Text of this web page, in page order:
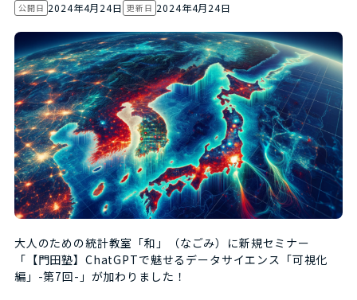
公開日 2024年4月24日 更新日 2024年4月24日
大人のための統計教室「和」（なごみ）に新規セミナー
「【門田塾】ChatGPTで魅せるデータサイエンス「可視化
編」-第7回-」が加わりました！